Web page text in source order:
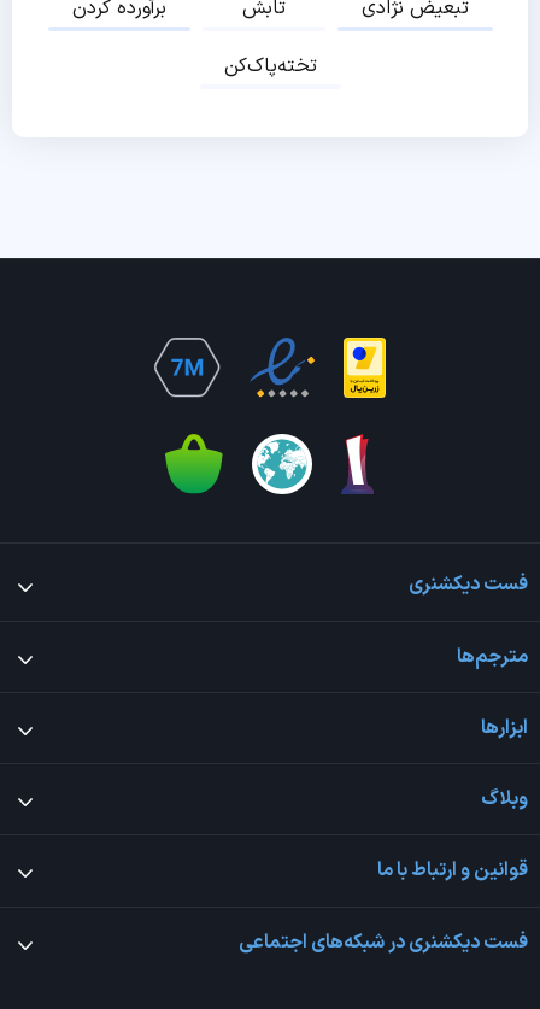
برآورده کردن
تابش
تبعیض نژادی
تخته‌پاک‌کن
فست دیکشنری
مترجم‌ها
ابزارها
وبلاگ
قوانین و ارتباط با ما
فست دیکشنری در شبکه‌های اجتماعی